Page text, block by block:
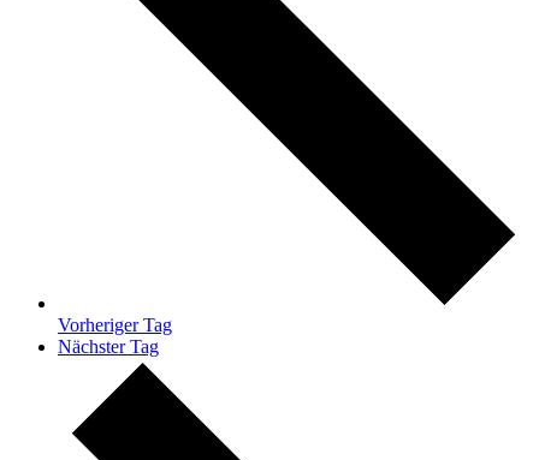
Vorheriger Tag
Nächster Tag